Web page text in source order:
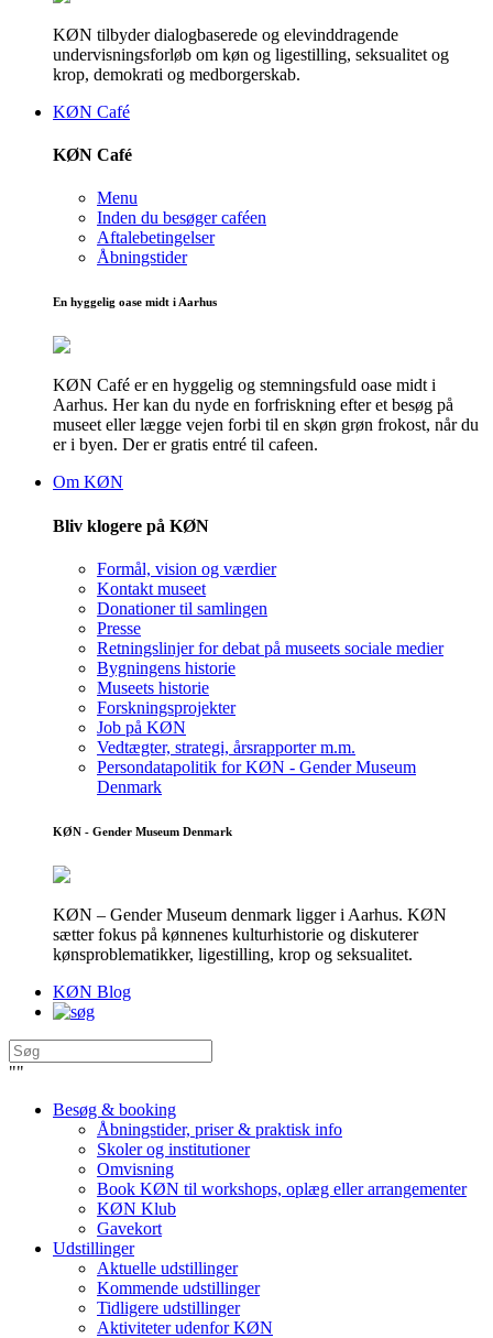
KØN tilbyder dialogbaserede og elevinddragende
undervisningsforløb om køn og ligestilling, seksualitet og
krop, demokrati og medborgerskab.
KØN Café
KØN Café
Menu
Inden du besøger caféen
Aftalebetingelser
Åbningstider
En hyggelig oase midt i Aarhus
KØN Café er en hyggelig og stemningsfuld oase midt i
Aarhus. Her kan du nyde en forfriskning efter et besøg på
museet eller lægge vejen forbi til en skøn grøn frokost, når du
er i byen. Der er gratis entré til cafeen.
Om KØN
Bliv klogere på KØN
Formål, vision og værdier
Kontakt museet
Donationer til samlingen
Presse
Retningslinjer for debat på museets sociale medier
Bygningens historie
Museets historie
Forskningsprojekter
Job på KØN
Vedtægter, strategi, årsrapporter m.m.
Persondatapolitik for KØN - Gender Museum
Denmark
KØN - Gender Museum Denmark
KØN – Gender Museum denmark ligger i Aarhus. KØN
sætter fokus på kønnenes kulturhistorie og diskuterer
kønsproblematikker, ligestilling, krop og seksualitet.
KØN Blog
""
Besøg & booking
Åbningstider, priser & praktisk info
Skoler og institutioner
Omvisning
Book KØN til workshops, oplæg eller arrangementer
KØN Klub
Gavekort
Udstillinger
Aktuelle udstillinger
Kommende udstillinger
Tidligere udstillinger
Aktiviteter udenfor KØN